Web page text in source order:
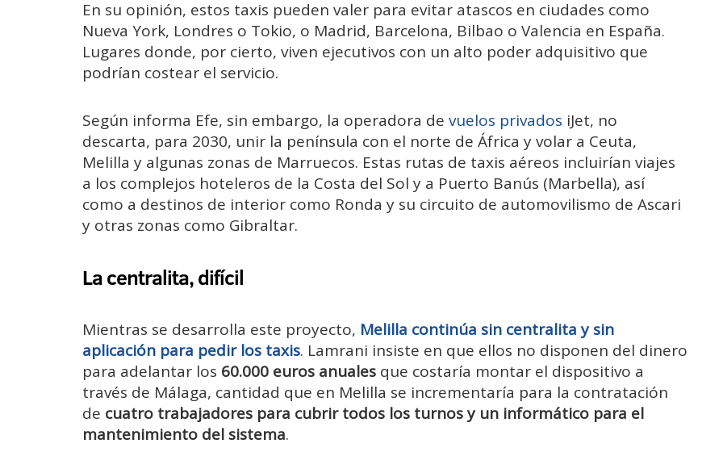
En su opinión, estos taxis pueden valer para evitar atascos en ciudades como
Nueva York, Londres o Tokio, o Madrid, Barcelona, Bilbao o Valencia en España.
Lugares donde, por cierto, viven ejecutivos con un alto poder adquisitivo que
podrían costear el servicio.
Según informa Efe, sin embargo, la operadora de vuelos privados iJet, no
descarta, para 2030, unir la península con el norte de África y volar a Ceuta,
Melilla y algunas zonas de Marruecos. Estas rutas de taxis aéreos incluirían viajes
a los complejos hoteleros de la Costa del Sol y a Puerto Banús (Marbella), así
como a destinos de interior como Ronda y su circuito de automovilismo de Ascari
y otras zonas como Gibraltar.
La centralita, difícil
Mientras se desarrolla este proyecto, Melilla continúa sin centralita y sin
aplicación para pedir los taxis. Lamrani insiste en que ellos no disponen del dinero
para adelantar los 60.000 euros anuales que costaría montar el dispositivo a
través de Málaga, cantidad que en Melilla se incrementaría para la contratación
de cuatro trabajadores para cubrir todos los turnos y un informático para el
mantenimiento del sistema.